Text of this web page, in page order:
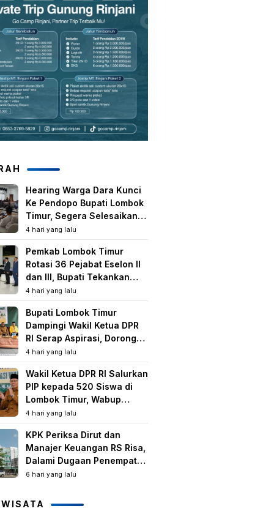
Hearing Warga Dara Kunci
Ke Pendopo Bupati Lombok
Timur, Segera Selesaikan
Konflik Agraria Eks HGU
Tanjung Kenanga
4 hari yang lalu
Pemkab Lombok Timur
Rotasi 36 Pejabat Eselon II
dan III, Bupati Tekankan
Peningkatan Kinerja dan
Pelayanan Publik
4 hari yang lalu
Bupati Lombok Timur
Dampingi Wakil Ketua DPR
RI Serap Aspirasi, Dorong
Program Strategis untuk
Kesejahteraan Masyarakat
4 hari yang lalu
Wakil Ketua DPR RI Salurkan
PIP kepada 520 Siswa di
Lombok Timur, Wabup
Tekankan Pentingnya
Pendidikan dan
Pencegahan Perkawinan
Anak
4 hari yang lalu
KPK Periksa Dirut dan
Manajer Keuangan RS Risa,
Dalami Dugaan Penempatan
Dana Rp2,25 Miliar oleh
6 hari yang lalu